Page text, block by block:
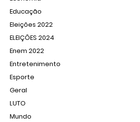
Educação
Eleições 2022
ELEIÇÕES 2024
Enem 2022
Entretenimento
Esporte
Geral
LUTO
Mundo